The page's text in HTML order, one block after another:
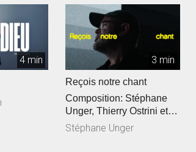
4 min 3 min
Reçois notre chant
Composition: Stéphane
Unger, Thierry Ostrini et
Siméon Freymond
Stéphane Unger